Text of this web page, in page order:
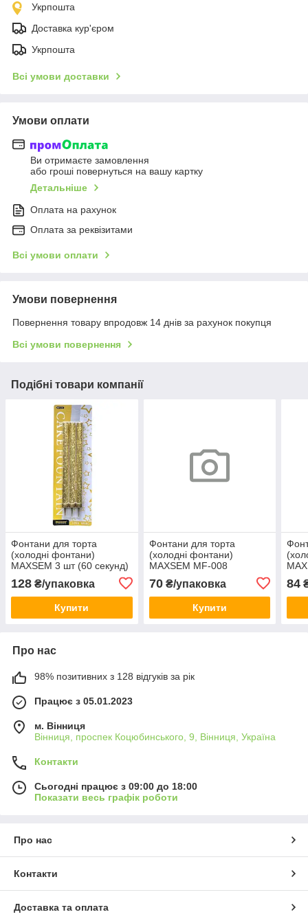
Укрпошта
Доставка кур'єром
Укрпошта
Всі умови доставки
Умови оплати
Ви отримаєте замовлення
або гроші повернуться на вашу картку
Детальніше
Оплата на рахунок
Оплата за реквізитами
Всі умови оплати
Умови повернення
Повернення товару впродовж 14 днів за рахунок покупця
Всі умови повернення
Подібні товари компанії
Фонтани для торта
(холодні фонтани)
MAXSEM 3 шт (60 секунд)
128 ₴/упаковка
Купити
Фонтани для торта
(холодні фонтани)
MAXSEM MF-008
кольорове полум'я, 4 шт
(30 секунд)
70₴/упаковка
Купити
(30
84
Про нас
98% позитивних з 128 відгуків за рік
Працює з 05.01.2023
м. Вінниця
Вінниця, проспек Коцюбинського, 9, Вінниця, Україна
Контакти
Сьогодні працює з 09:00 до 18:00
Показати весь графік роботи
Про нас
Контакти
Доставка та оплата